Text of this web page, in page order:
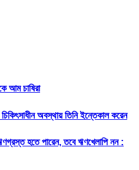
আম চাষিরা
অবস্থায় তিনি ইন্তেকাল করেন
হতে পারেন, তবে ঋণখেলাপি নন :